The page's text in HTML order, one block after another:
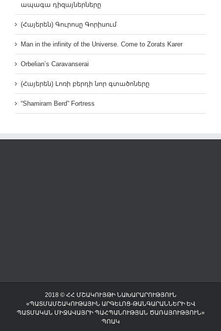
ապագա դիզայներները
(Հայերեն) Գուրոսը Գորիսում
Man in the infinity of the Universe. Come to Zorats Karer
Orbelian’s Caravanserai
(Հայերեն) Լոռի բերդի նոր գտածոները
“Shamiram Berd” Fortress
2018 © ՀՀ ՄՇԱԿՈՒՅԹԻ ՆԱԽԱՐԱՐՈՒԹՅՈՒՆ
«ՊԱՏՄԱՄՇԱԿՈՒԹԱՅԻՆ ԱՐԳԵԼՈՑ-ԹԱՆԳԱՐԱՆՆԵՐԻ ԵՎ
ՊԱՏՄԱԿԱՆ ՄԻՋԱՎԱՅՐԻ ՊԱՀՊԱՆՈՒԹՅԱՆ ԾԱՌԱՅՈՒԹՅՈՒՆ»
ՊՈԱԿ